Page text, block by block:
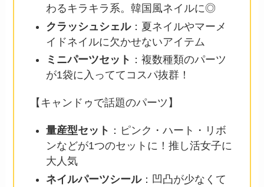
わるキラキラ系。韓国風ネイルに◎
クラッシュシェル：夏ネイルやマーメ
イドネイルに欠かせないアイテム
ミニパーツセット ：複数種類のパーツ
が1袋に入っててコスパ抜群！
【キャンドゥで話題のパーツ】
量産型セット ：ピンク・ハート・リボ
ンなどが1つのセットに！推し活女子に
大人気
ネイルパーツシール：凹凸が少なくて